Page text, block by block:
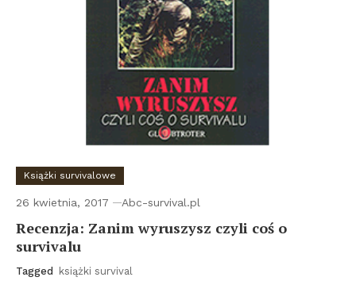
Książki survivalowe
26 kwietnia, 2017 Abc-survival.pl
Recenzja: Zanim wyruszysz czyli coś o
survivalu
Tagged książki survival